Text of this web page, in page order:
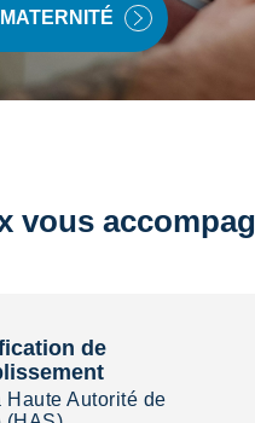
vous
de
Haute Autorité de